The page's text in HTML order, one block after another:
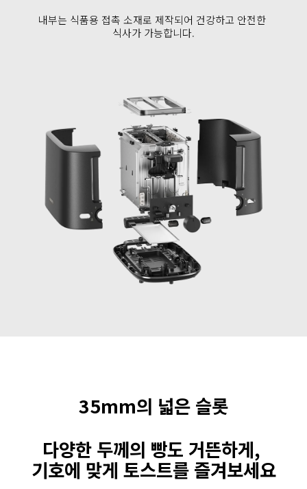
내부는 식품용 접촉 소재로 제작되어 건강하고 안전한
식사가 가능합니다.
35mm의 넓은 슬롯
다양한 두께의 빵도 거뜬하게,
기호에 맞게 토스트를 즐겨보세요